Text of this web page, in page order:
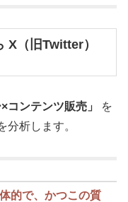
X（旧Twitter）
コンテンツ販売」
を
分析します。
的で、かつこの質